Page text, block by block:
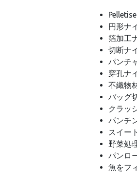
円形ナ
箔加工
切断ナ
パンチ
穿孔ナ
不織物
バッグ
クラッ
パンチ
スイー
野菜処
パンロ
魚をフ